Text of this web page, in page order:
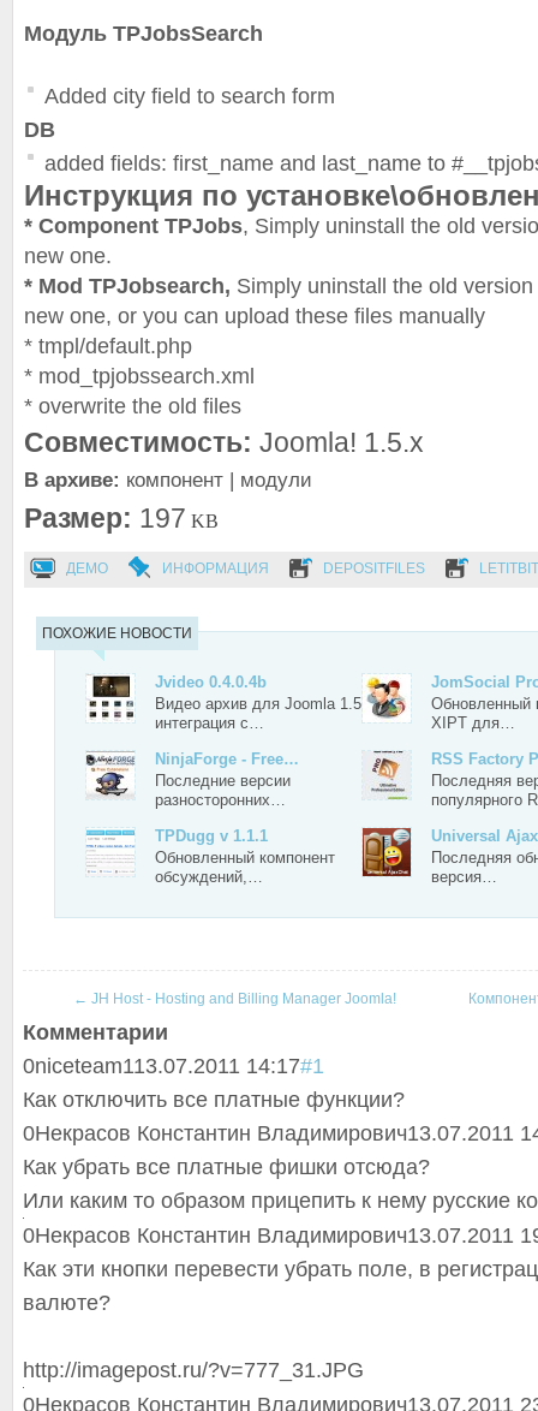
Модуль TPJobsSearch
Added city field to search form
DB
added fields: first_name and last_name to
Инструкция по
* Component TPJobs, Simply uninstall the old
new one.
* Mod TPJobsearch, Simply uninstall the old
new one, or you can upload these files manually
* tmpl/default.php
* mod_tpjobssearch.xml
* overwrite the old files
Совместимость: Joomla! 1.5.x
В архиве: компонент | модули
Размер: 197 KB
ДЕМО ИНФОРМАЦИЯ DEPOSITFILES LETITBIT
ПОХОЖИЕ НОВОСТИ
Jvideo 0.4.0.4b
Видео архив для Joomla 1.5
интеграция с…
JomSocial
Обновленный
XIPT для…
NinjaForge - Free…
Последние версии
разносторонних…
RSS Factory
Последняя
популярного
TPDugg v 1.1.1
Обновленный компонент
обсуждений,…
Universal
Последняя
версия…
← JH Host - Hosting and Billing Manager Joomla!
Комментарии
0niceteam113.07.2011 14:17#1
Как отключить все платные функции?
0Некрасов Константин Владимирович13.07.2011
Как убрать все платные фишки отсюда?
Или каким то образом прицепить к нему русские
0Некрасов Константин Владимирович13.07.2011
Как эти кнопки перевести убрать поле, в
валюте?
http://imagepost.ru/?v=777_31.JPG
0Некрасов Константин Владимирович13.07.2011